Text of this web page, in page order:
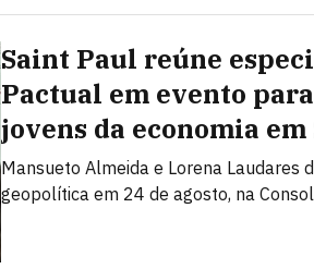
Saint Paul reúne
Pactual em evento
jovens da economia em
Mansueto Almeida e Lorena Laudares
geopolítica em 24 de agosto, na